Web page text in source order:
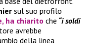
sul suo profilo
ha chiarito che “i soldi
avrebbe
della linea